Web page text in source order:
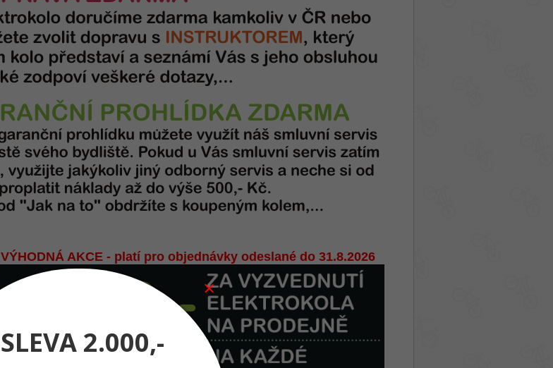
VÝHODNÁ AKCE - platí pro objednávky odeslané do 31.8.2026
SLEVA 2.000,-